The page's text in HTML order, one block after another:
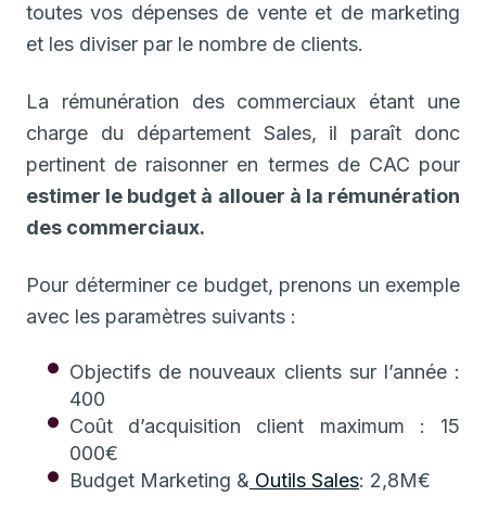
toutes vos dépenses de vente et de marketing
et les diviser par le nombre de clients.
La rémunération des commerciaux étant une
charge du département Sales, il paraît donc
pertinent de raisonner en termes de CAC pour
estimer le budget à allouer à la rémunération
des commerciaux.
Pour déterminer ce budget, prenons un exemple
avec les paramètres suivants :
Objectifs de nouveaux clients sur l’année :
400
Coût d’acquisition client maximum : 15
000€
Budget Marketing & Outils Sales: 2,8M€